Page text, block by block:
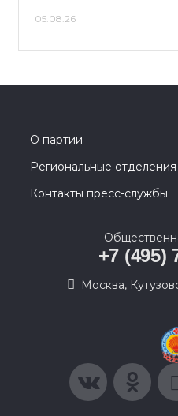
05.08.26
О партии
Региональные отделения
Контакты пресс-службы
+7 (495)
Москва,